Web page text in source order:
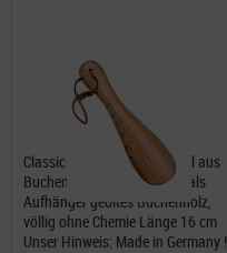
Classic Schuhanzieher mittel aus
Buchenholz mit Lederband als
Aufhänger geöltes Buchenholz,
völlig ohne Chemie Länge 16 cm
Unser Hinweis: Made in Germany !